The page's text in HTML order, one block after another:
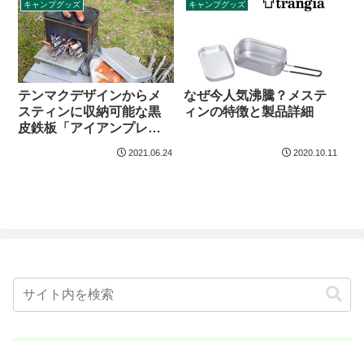
キャンプグッズ
テンマクデザインからメ
スティンに収納可能な黒
皮鉄板「アイアンプレー
2021.06.24
キャンプグッズ
なぜ今人気沸騰？メステ
ィンの特徴と製品詳細
2020.10.11